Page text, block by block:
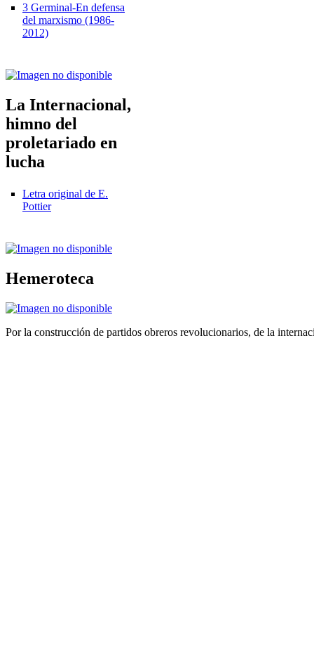
3 Germinal-En defensa
del marxismo (1986-
2012)
La Internacional,
himno del
proletariado en
lucha
Letra original de E.
Pottier
Hemeroteca
Por la construcción de partidos obreros revolucionarios, de la